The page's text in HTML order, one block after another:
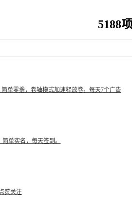
5188
简单零撸，卷轴模式加速释放卷，每天7个广告
单实名，每天签到。
赞关注